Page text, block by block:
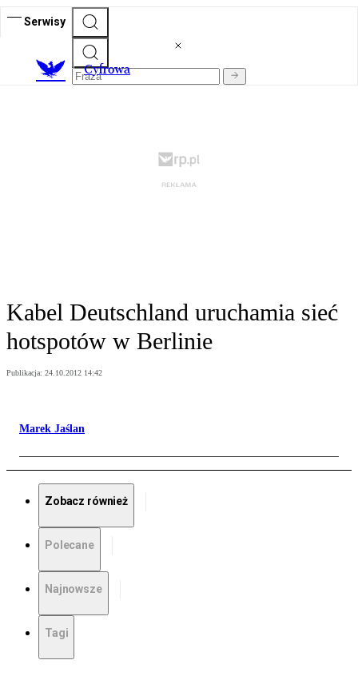
Serwisy
Cyfrowa
Kabel Deutschland uruchamia sieć
hotspotów w Berlinie
Publikacja: 24.10.2012 14:42
Marek Jaślan
Zobacz również
Polecane
Najnowsze
Tagi